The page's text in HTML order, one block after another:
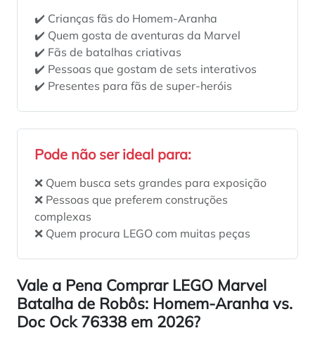
✔️ Crianças fãs do Homem-Aranha
✔️ Quem gosta de aventuras da Marvel
✔️ Fãs de batalhas criativas
✔️ Pessoas que gostam de sets interativos
✔️ Presentes para fãs de super-heróis
Pode não ser ideal para:
❌ Quem busca sets grandes para exposição
❌ Pessoas que preferem construções
complexas
❌ Quem procura LEGO com muitas peças
Vale a Pena Comprar LEGO Marvel
Batalha de Robôs: Homem-Aranha vs.
Doc Ock 76338 em 2026?